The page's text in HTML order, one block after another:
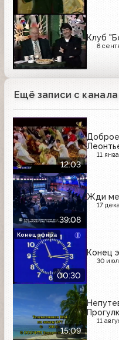
Клуб
6
Ещё записи с канала
12:03
11
39:08
Жди
17
00:30
Конец
30
Конец эфира
15:09
11